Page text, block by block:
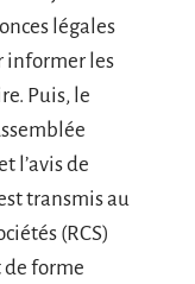
légales
informer les
Puis, le
l’avis de
transmis au
(RCS)
forme